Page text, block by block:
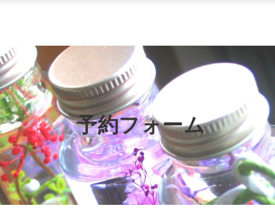
予約フォーム